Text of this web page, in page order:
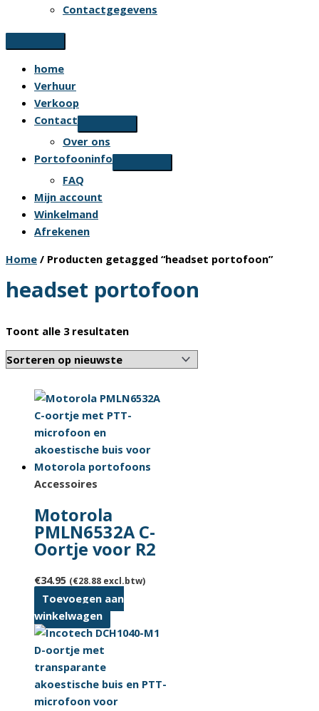
Contactgegevens
home
Verhuur
Verkoop
Contact
Over ons
Portofooninfo
FAQ
Mijn account
Winkelmand
Afrekenen
Home / Producten getagged “headset portofoon”
headset portofoon
Toont alle 3 resultatenGesorteerd
op
nieuwste
Accessoires
Motorola
PMLN6532A C-
Oortje voor R2
€34.95 (€28.88 excl.btw)
Toevoegen aan
winkelwagen